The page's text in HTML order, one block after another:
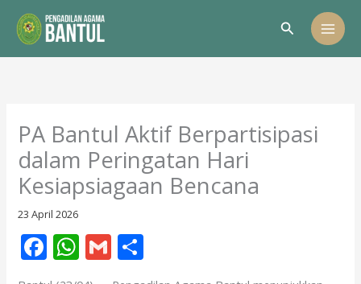
konten
Cari
PA Bantul Aktif Berpartisipasi
dalam Peringatan Hari
Kesiapsiagaan Bencana
23 April 2026
F
ac
W
h
G
m h